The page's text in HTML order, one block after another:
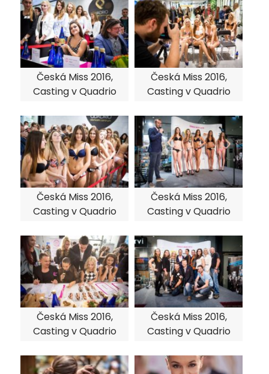
Česká Miss 2016,
Casting v Quadrio
Česká Miss 2016,
Casting v Quadrio
Česká Miss 2016,
Casting v Quadrio
Česká Miss 2016,
Casting v Quadrio
Česká Miss 2016,
Casting v Quadrio
Česká Miss 2016,
Casting v Quadrio